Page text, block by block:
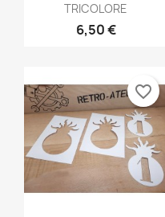
TRICOLORE
6,50 €
favorite_border